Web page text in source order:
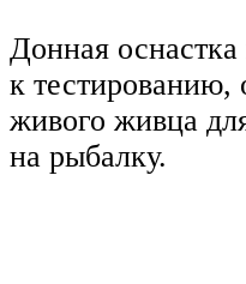
Донная оснастка
к тестированию,
живого живца
на рыбалку.